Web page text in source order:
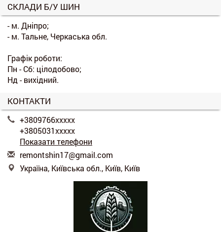
СКЛАДИ Б/У ШИН
- м. Дніпро;
- м. Тальне, Черкаська обл.
Графік роботи:
Пн - Сб: цілодобово;
Нд - вихідний.
КОНТАКТИ
+3809766xxxxx
+3805031xxxxx
Показати телефони
remontshin17@gmail.com
Україна, Київська обл., Київ, Київ